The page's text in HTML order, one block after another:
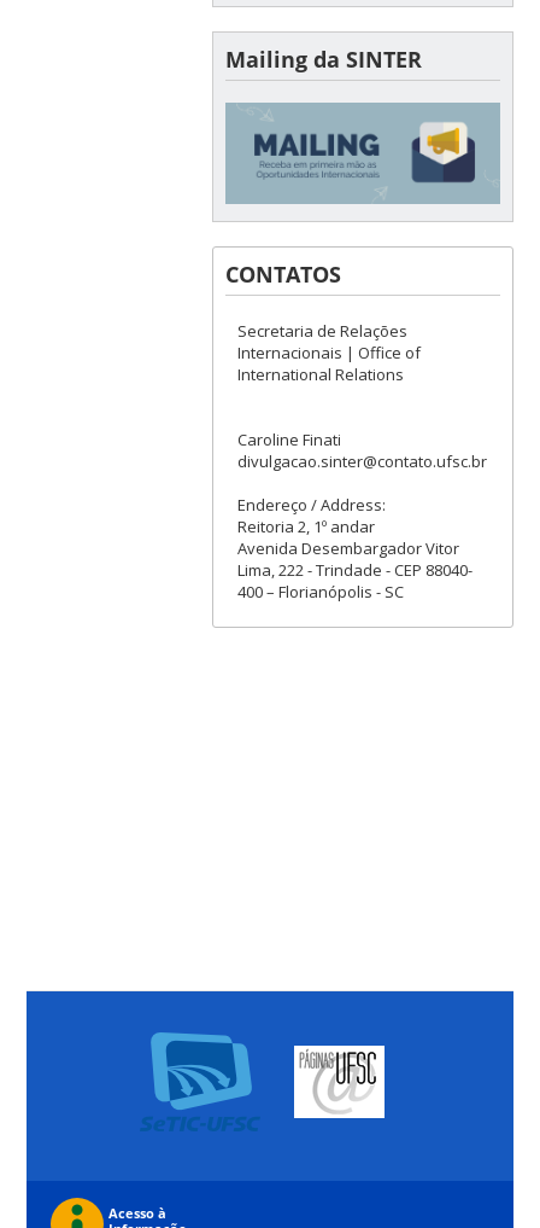
Mailing da SINTER
CONTATOS
Secretaria de Relações
Internacionais | Office of
International Relations
Caroline Finati
divulgacao.sinter@contato.ufsc.br
Endereço / Address:
Reitoria 2, 1º andar
Avenida Desembargador Vitor
Lima, 222 - Trindade - CEP 88040-
400 – Florianópolis - SC